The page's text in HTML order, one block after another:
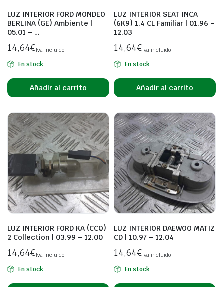
LUZ INTERIOR FORD MONDEO
BERLINA (GE) Ambiente |
05.01 – …
14,64€Iva incluido
En stock
Añadir al carrito
LUZ INTERIOR SEAT INCA
(6K9) 1.4 CL Familiar | 01.96 –
12.03
14,64€Iva incluido
En stock
Añadir al carrito
LUZ INTERIOR FORD KA (CCQ)
2 Collection | 03.99 – 12.00
14,64€Iva incluido
En stock
LUZ INTERIOR DAEWOO MATIZ
CD | 10.97 – 12.04
14,64€Iva incluido
En stock